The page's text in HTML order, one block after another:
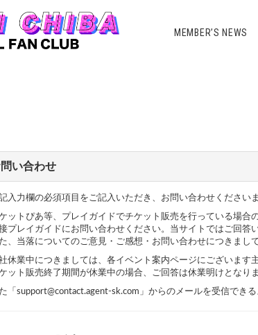
MEMBER’S NEWS
い合わせ
記入力欄の必須項目をご記入いただき、お問い合わせくださいま
ットぴあ等、プレイガイドでチケット販売を行っている場合
プレイガイドにお問い合わせください。当サイトではご回答
、当落についてのご意見・ご感想・お問い合わせにつきまし
休業中につきましては、各イベント案内ページにございます
ット販売終了期間が休業中の場合、ご回答は休業明けとなり
「support@contact.agent-sk.com」からのメールを受信でき